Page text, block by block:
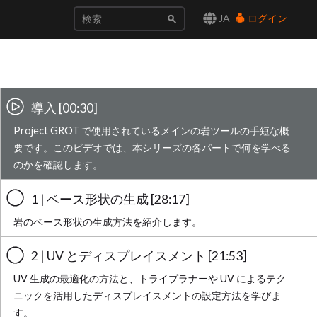
JA ログイン
導入 [00:30]
Project GROT で使用されているメインの岩ツールの手短な概
要です。このビデオでは、本シリーズの各パートで何を学べる
のかを確認します。
1 | ベース形状の生成 [28:17]
岩のベース形状の生成方法を紹介します。
2 | UV とディスプレイスメント [21:53]
UV 生成の最適化の方法と、トライプラナーや UV によるテク
ニックを活用したディスプレイスメントの設定方法を学びま
す。